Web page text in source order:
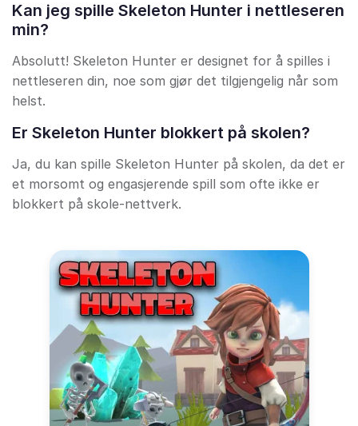
Kan jeg spille Skeleton Hunter i nettleseren
min?
Absolutt! Skeleton Hunter er designet for å spilles i
nettleseren din, noe som gjør det tilgjengelig når som
helst.
Er Skeleton Hunter blokkert på skolen?
Ja, du kan spille Skeleton Hunter på skolen, da det er
et morsomt og engasjerende spill som ofte ikke er
blokkert på skole-nettverk.